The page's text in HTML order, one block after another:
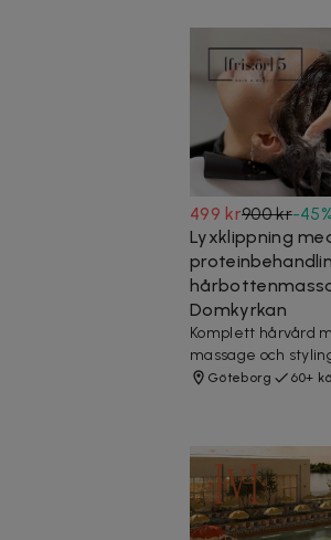
499 kr900 kr-45%
Lyxklippning
Domkyrkan
Komplett hårvård
massage och
Göteborg 60+